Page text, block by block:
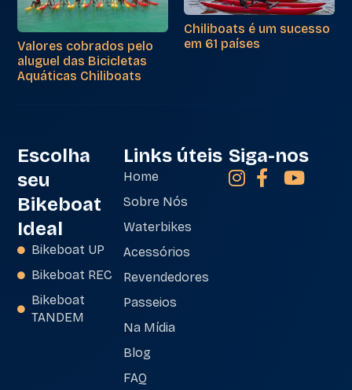
Valores cobrados pelo
aluguel das Bicicletas
Aquáticas Chiliboats
Chiliboats é um sucesso
em 61 países
Escolha
seu
Bikeboat
Ideal
Bikeboat UP
Bikeboat REC
Bikeboat
TANDEM
Links úteis
Home
Sobre Nós
Waterbikes
Acessórios
Revendedores
Passeios
Na Mídia
Blog
FAQ
Siga-nos